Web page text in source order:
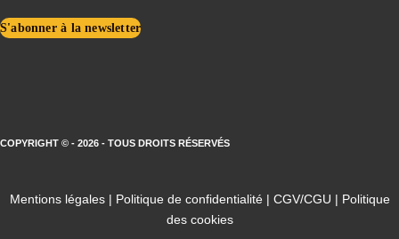
S'abonner à la newsletter
COPYRIGHT © - 2026 - TOUS DROITS RÉSERVÉS
Mentions légales| Politique de confidentialité| CGV/CGU | Politique
des cookies